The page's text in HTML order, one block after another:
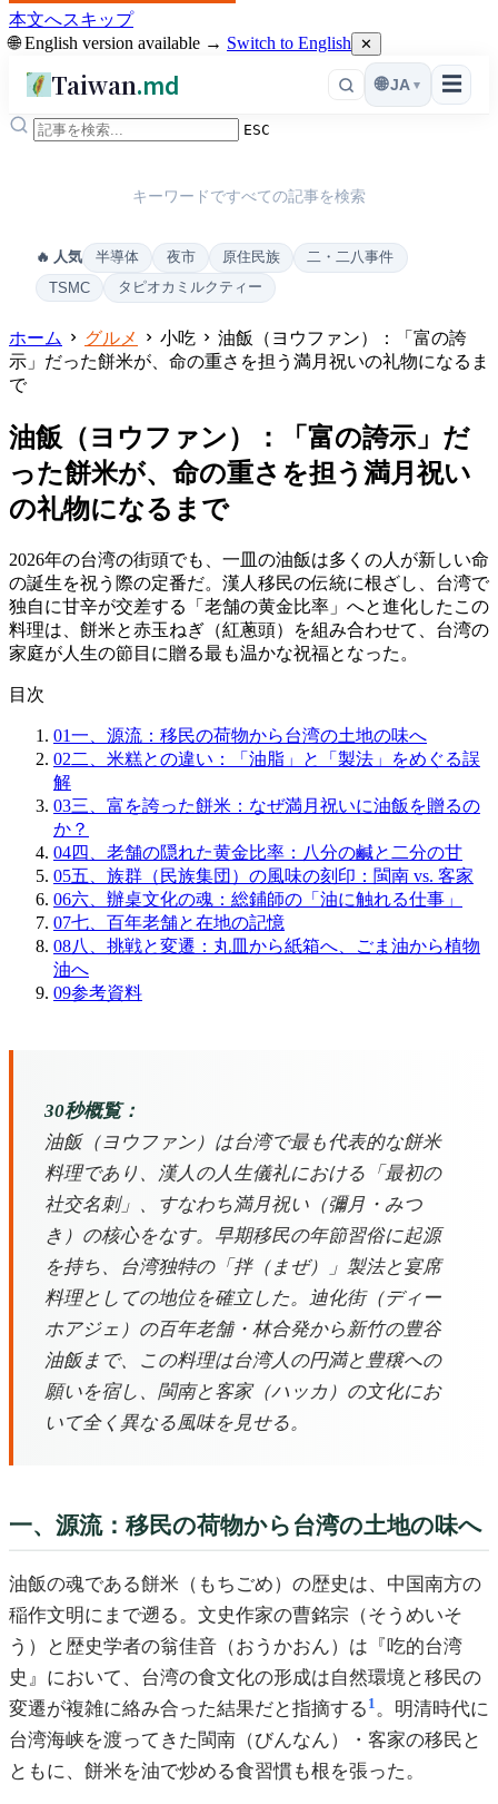
本文へスキップ
🌐 English version available → Switch to English ✕
Taiwan.md ☰
🌐 JA ▾
ESC
キーワードですべての記事を検索
🔥 人気 半導体 夜市 原住民族
二・二八事件
TSMC
タピオカミルクティー
ホーム グルメ 小吃
油飯（ヨウファン）：「富の誇
示」だった餅米が、命の重さを担う満月祝いの礼物になるま
で
油飯（ヨウファン）：「富の誇示」だ
った餅米が、命の重さを担う満月祝い
の礼物になるまで
2026年の台湾の街頭でも、一皿の油飯は多くの人が新しい命
の誕生を祝う際の定番だ。漢人移民の伝統に根ざし、台湾で
独自に甘辛が交差する「老舗の黄金比率」へと進化したこの
料理は、餅米と赤玉ねぎ（紅蔥頭）を組み合わせて、台湾の
家庭が人生の節目に贈る最も温かな祝福となった。
目次
01一、源流：移民の荷物から台湾の土地の味へ
02二、米糕との違い：「油脂」と「製法」をめぐる誤
解
03三、富を誇った餅米：なぜ満月祝いに油飯を贈るの
か？
04四、老舗の隠れた黄金比率：八分の鹹と二分の甘
05五、族群（民族集団）の風味の刻印：閩南 vs. 客家
06六、辦桌文化の魂：総鋪師の「油に触れる仕事」
07七、百年老舗と在地の記憶
08八、挑戦と変遷：丸皿から紙箱へ、ごま油から植物
油へ
09参考資料
30秒概覧：
油飯（ヨウファン）は台湾で最も代表的な餅米
料理であり、漢人の人生儀礼における「最初の
社交名刺」、すなわち満月祝い（彌月・みつ
き）の核心をなす。早期移民の年節習俗に起源
を持ち、台湾独特の「拌（まぜ）」製法と宴席
料理としての地位を確立した。迪化街（ディー
ホアジェ）の百年老舗・林合発から新竹の豊谷
油飯まで、この料理は台湾人の円満と豊穣への
願いを宿し、閩南と客家（ハッカ）の文化にお
いて全く異なる風味を見せる。
一、源流：移民の荷物から台湾の土地の味へ
油飯の魂である餅米（もちごめ）の歴史は、中国南方の
稲作文明にまで遡る。文史作家の曹銘宗（そうめいそ
う）と歴史学者の翁佳音（おうかおん）は『吃的台湾
史』において、台湾の食文化の形成は自然環境と移民の
変遷が複雑に絡み合った結果だと指摘する 1 。明清時代に
台湾海峡を渡ってきた閩南（びんなん）・客家の移民と
ともに、餅米を油で炒める食習慣も根を張った。